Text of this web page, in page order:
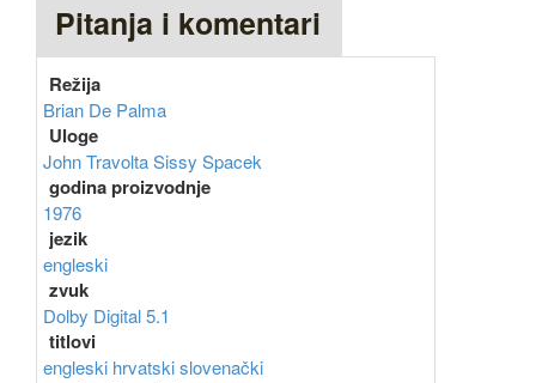
Pitanja i komentari
Režija
Brian De Palma
Uloge
John TravoltaSissy Spacek
godina proizvodnje
1976
jezik
engleski
zvuk
Dolby Digital 5.1
titlovi
engleski hrvatskislovenački